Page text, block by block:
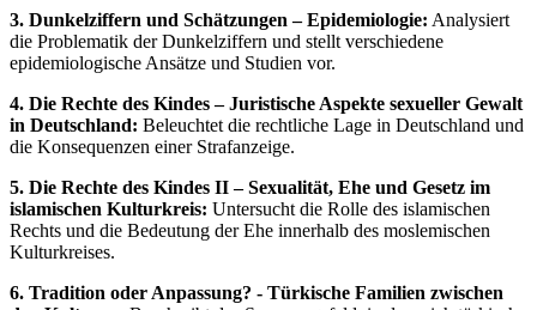
3. Dunkelziffern und Schätzungen – Epidemiologie: Analysiert
die Problematik der Dunkelziffern und stellt verschiedene
epidemiologische Ansätze und Studien vor.
4. Die Rechte des Kindes – Juristische Aspekte sexueller Gewalt
in Deutschland: Beleuchtet die rechtliche Lage in Deutschland und
die Konsequenzen einer Strafanzeige.
5. Die Rechte des Kindes II – Sexualität, Ehe und Gesetz im
islamischen Kulturkreis: Untersucht die Rolle des islamischen
Rechts und die Bedeutung der Ehe innerhalb des moslemischen
Kulturkreises.
6. Tradition oder Anpassung? - Türkische Familien zwischen